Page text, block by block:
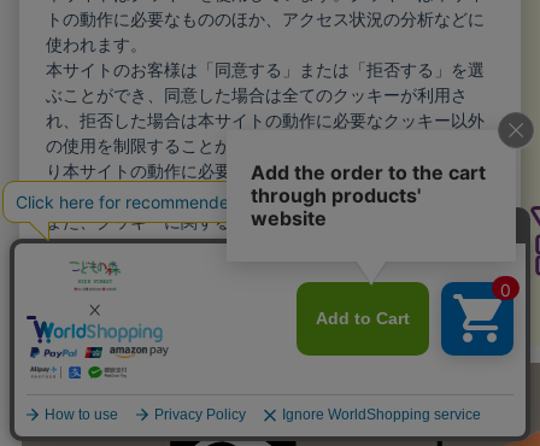
トの動作に必要なもののほか、アクセス状況の分析などに
使われます。
本サイトのお客様は「同意する」または「拒否する」を選
ぶことができ、同意した場合は全てのクッキーが利用さ
れ、拒否した場合は本サイトの動作に必要なクッキー以外
の使用を制限することができます。お客様が同意しない限
り本サイトの動作に必要最小限のクッキー以外が利用され
ることはありません。
また、クッキーに関する設定を詳細に行いたい場合はこち
らから行えます。詳細設定